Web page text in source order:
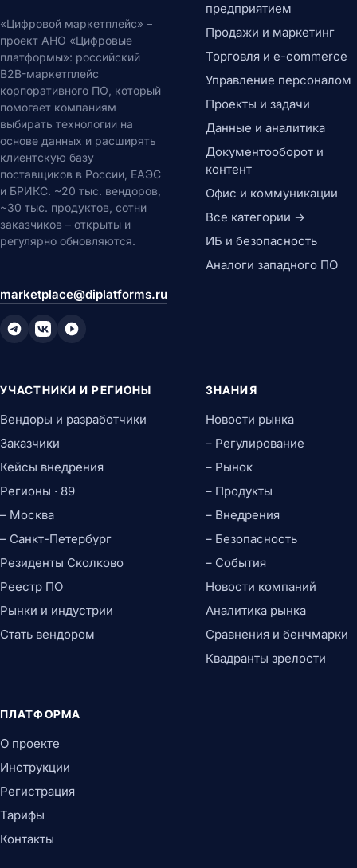
«Цифровой маркетплейс» –
проект АНО «Цифровые
платформы»: российский
B2B-маркетплейс
корпоративного ПО, который
помогает компаниям
выбирать технологии на
основе данных и расширять
клиентскую базу
поставщиков в России, ЕАЭС
и БРИКС. ~20 тыс. вендоров,
~30 тыс. продуктов, сотни
заказчиков – открыты и
регулярно обновляются.
marketplace@diplatforms.ru
предприятием
Продажи и маркетинг
Торговля и e-commerce
Управление персоналом
Проекты и задачи
Данные и аналитика
Документооборот и
контент
Офис и коммуникации
Все категории →
ИБ и безопасность
Аналоги западного ПО
УЧАСТНИКИ И РЕГИОНЫ
Вендоры и разработчики
Заказчики
Кейсы внедрения
Регионы · 89
– Москва
– Санкт-Петербург
Резиденты Сколково
Реестр ПО
Рынки и индустрии
Стать вендором
ЗНАНИЯ
Новости рынка
– Регулирование
– Рынок
– Продукты
– Внедрения
– Безопасность
– События
Новости компаний
Аналитика рынка
Сравнения и бенчмарки
Квадранты зрелости
ПЛАТФОРМА
О проекте
Инструкции
Регистрация
Тарифы
Контакты